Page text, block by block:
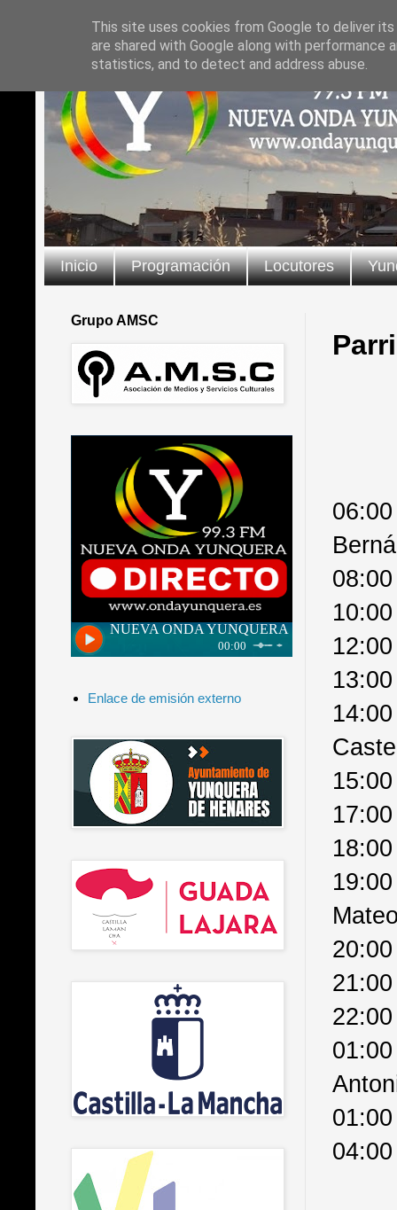
Inicio Programación Locutores
Grupo AMSC
Enlace de emisión externo
This site uses cookies from Google to deliver
are shared with Google along with
statistics, and to detect and address abuse.